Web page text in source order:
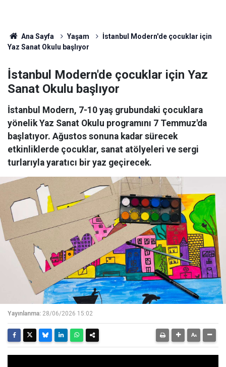
Ana Sayfa Yaşam
İstanbul Modern'de çocuklar için
Yaz Sanat Okulu başlıyor
İstanbul Modern'de çocuklar için Yaz
Sanat Okulu başlıyor
İstanbul Modern, 7-10 yaş grubundaki çocuklara
yönelik Yaz Sanat Okulu programını 7 Temmuz'da
başlatıyor. Ağustos sonuna kadar sürecek
etkinliklerde çocuklar, sanat atölyeleri ve sergi
turlarıyla yaratıcı bir yaz geçirecek.
Yayınlanma: 28/06/2026 15:02